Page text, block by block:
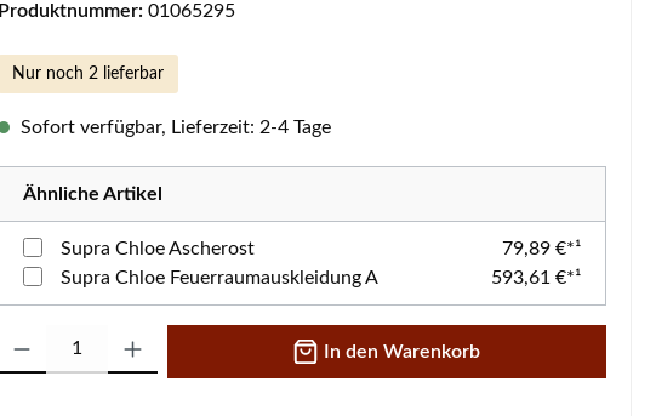
Produktnummer: 01065295
Nur noch 2 lieferbar
Sofort verfügbar, Lieferzeit: 2-4 Tage
Ähnliche Artikel
Supra Chloe Ascherost
79,89 €*¹
Supra Chloe Feuerraumauskleidung A
593,61 €*¹
Produkt Anzahl: Gib den gewünschten Wert ein oder benutze die Schaltflächen um die
In den Warenkorb